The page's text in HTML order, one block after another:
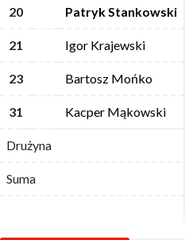
20 Patryk Stankowski
21 Igor Krajewski
23 Bartosz Mońko
31 Kacper Mąkowski
Drużyna
Suma
20 Patryk Stankowski
21 Igor Krajewski
23 Bartosz Mońko
31 Kacper Mąkowski
Drużyna
Suma